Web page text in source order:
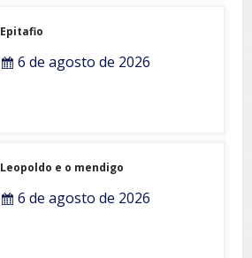
Epitafio
6 de agosto de 2026
Leopoldo e o mendigo
6 de agosto de 2026